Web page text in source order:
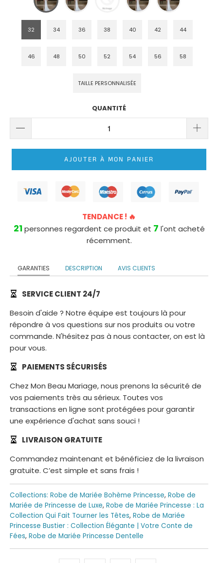
ROBE
DE
MARIÉE
PRINCESSE
DENTELLE
DE
PRINCESSE
32 34 36 38 40 42 44
46 48 50 52 54 56 58
TAILLE PERSONNALISÉE
QUANTITÉ
AJOUTER À MON PANIER
TENDANCE ! 🔥
21personnes regardent ce produit et 7 l'ont acheté
récemment.
GARANTIES DESCRIPTION AVIS CLIENTS
SERVICE CLIENT 24/7
Besoin d'aide ? Notre équipe est toujours là pour
répondre à vos questions sur nos produits ou votre
commande. N'hésitez pas à nous contacter, on est là
pour vous.
PAIEMENTS SÉCURISÉS
Chez Mon Beau Mariage, nous prenons la sécurité de
vos paiements très au sérieux. Toutes vos
transactions en ligne sont protégées pour garantir
une expérience d'achat sans souci !
LIVRAISON GRATUITE
Commandez maintenant et bénéficiez de la livraison
gratuite. C’est simple et sans frais !
Collections: Robe de Mariée Bohème Princesse, Robe de
Mariée de Princesse de Luxe, Robe de Mariée Princesse : La
Collection Qui Fait Tourner les Têtes, Robe de Mariée
Princesse Bustier : Collection Élégante | Votre Conte de
Fées, Robe de Mariée Princesse Dentelle